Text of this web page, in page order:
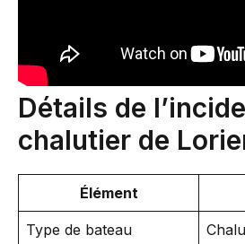
Détails de
chalutier de
Élément
Type de bateau